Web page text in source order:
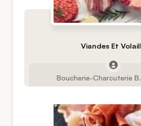
Viandes Et
Boucherie-Charcuterie